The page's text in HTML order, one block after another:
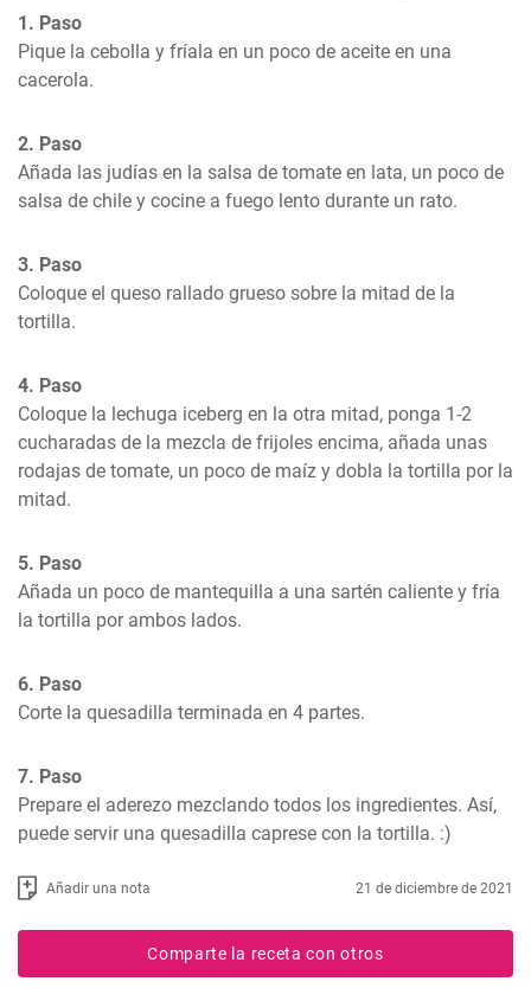
1. Paso
Pique la cebolla y fríala en un poco de aceite en una
cacerola.
2. Paso
Añada las judías en la salsa de tomate en lata, un poco de
salsa de chile y cocine a fuego lento durante un rato.
3. Paso
Coloque el queso rallado grueso sobre la mitad de la
tortilla.
4. Paso
Coloque la lechuga iceberg en la otra mitad, ponga 1-2
cucharadas de la mezcla de frijoles encima, añada unas
rodajas de tomate, un poco de maíz y dobla la tortilla por la
mitad.
5. Paso
Añada un poco de mantequilla a una sartén caliente y fría
la tortilla por ambos lados.
6. Paso
Corte la quesadilla terminada en 4 partes.
7. Paso
Prepare el aderezo mezclando todos los ingredientes. Así,
puede servir una quesadilla caprese con la tortilla. :)
Añadir una nota 21 de diciembre de 2021
Comparte la receta con otros